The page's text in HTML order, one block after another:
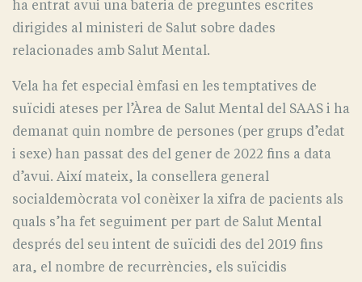
ha entrat avui una bateria de preguntes escrites
dirigides al ministeri de Salut sobre dades
relacionades amb Salut Mental.
Vela ha fet especial èmfasi en les temptatives de
suïcidi ateses per l’Àrea de Salut Mental del SAAS i ha
demanat quin nombre de persones (per grups d’edat
i sexe) han passat des del gener de 2022 fins a data
d’avui. Així mateix, la consellera general
socialdemòcrata vol conèixer la xifra de pacients als
quals s’ha fet seguiment per part de Salut Mental
després del seu intent de suïcidi des del 2019 fins
ara, el nombre de recurrències, els suïcidis